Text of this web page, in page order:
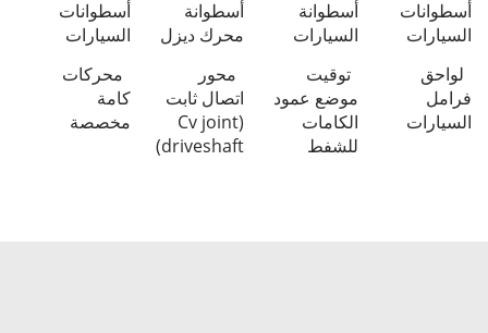
أسطوانات
السيارات
أسطوانة
السيارات
أسطوانة
محرك ديزل
أسطوانات
السيارات
لواحق
فرامل
السيارات
توقيت
موضع عمود
الكامات
للشفط
محور
اتصال ثابت
(Cv joint
driveshaft)
محركات
كامة
مخصصة